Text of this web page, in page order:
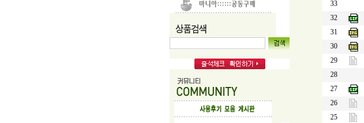
33
32
31
30
29
28
27
26
25